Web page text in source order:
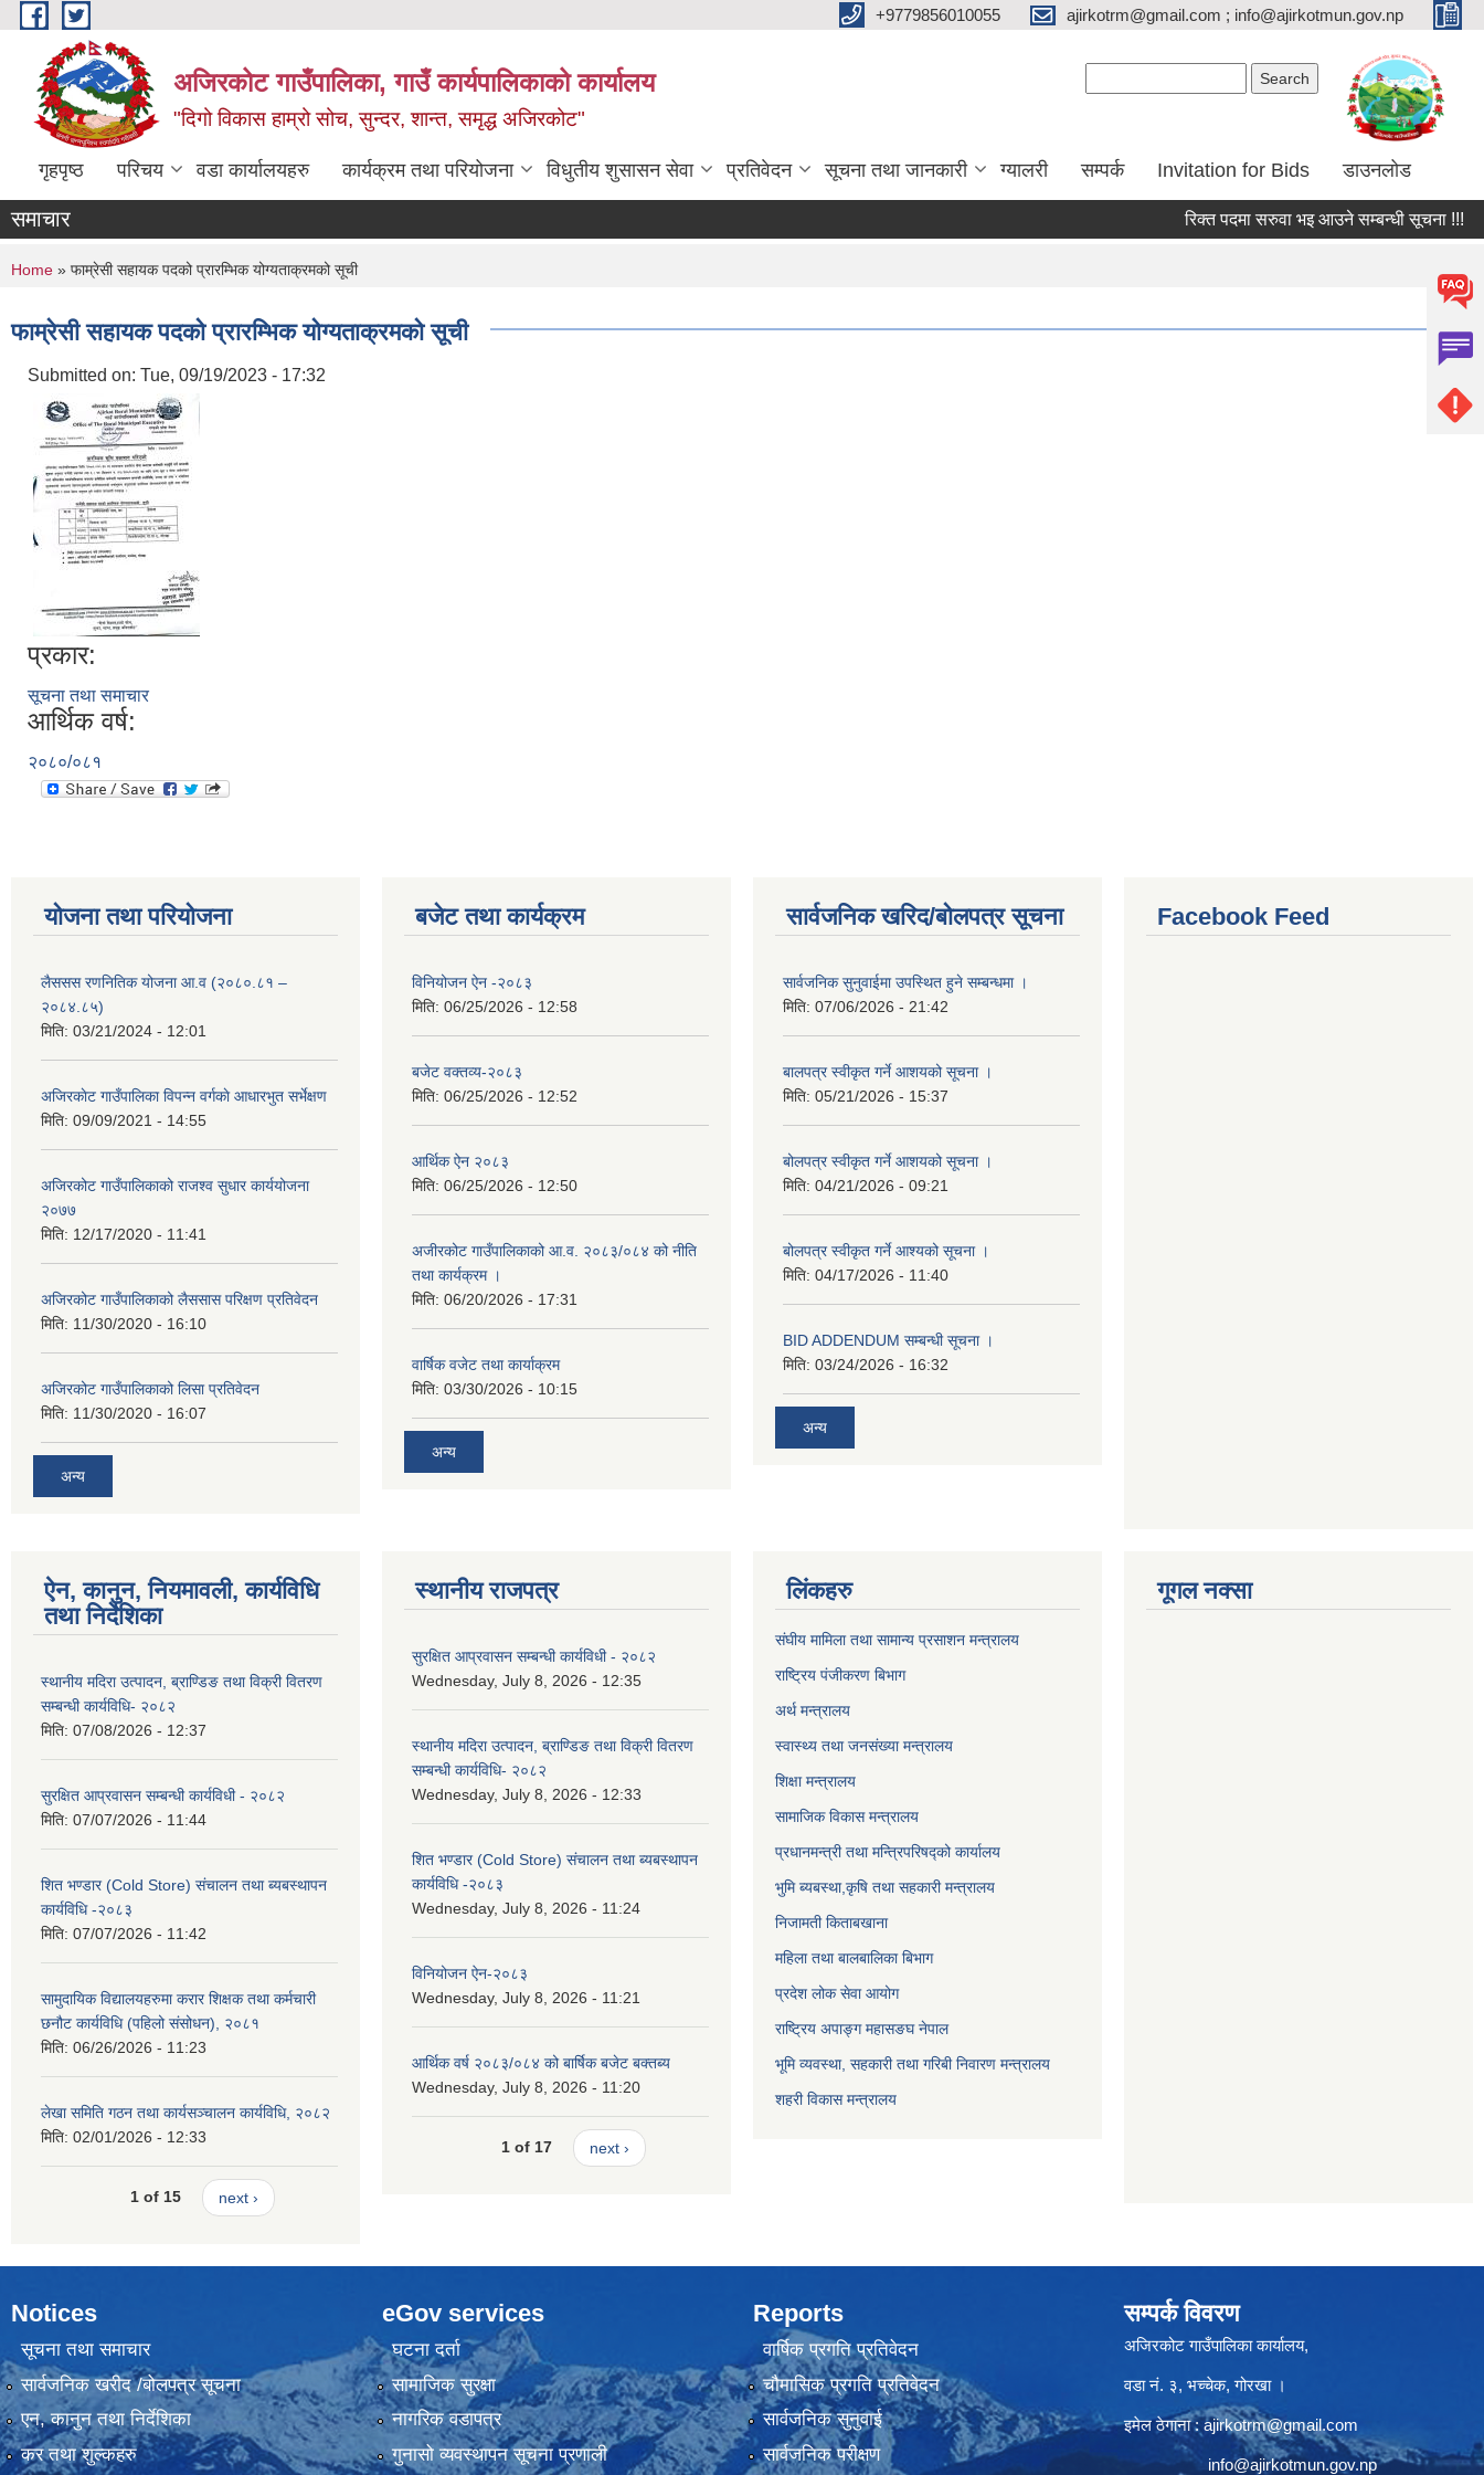
Skip to main content +9779856010055 ajirkotrm@gmail.com ; info@ajirkotmun.gov.np
अजिरकोट गाउँपालिका, गाउँ कार्यपालिकाको कार्यालय
"दिगो विकास हाम्रो सोच, सुन्दर, शान्त, समृद्ध अजिरकोट"
गृहपृष्ठ परिचय वडा कार्यालयहरु कार्यक्रम तथा परियोजना विधुतीय शुसासन सेवा प्रतिवेदन सूचना तथा जानकारी ग्यालरी सम्पर्क Invitation for Bids डाउनलोड
समाचार रिक्त पदमा सरुवा भइ आउने सम्बन्धी सूचना !!!
You are here
Home » फाम्रेसी सहायक पदको प्रारम्भिक योग्यताक्रमको सूची
फाम्रेसी सहायक पदको प्रारम्भिक योग्यताक्रमको सूची
Submitted on: Tue, 09/19/2023 - 17:32
प्रकार:
सूचना तथा समाचार
आर्थिक वर्ष:
२०८०/०८१
योजना तथा परियोजना
लैससस रणनितिक योजना आ.व (२०८०.८१ –
२०८४.८५)
मिति: 03/21/2024 - 12:01
अजिरकाेट गाउँपालिका विपन्न वर्गकाे आधारभुत सर्भेक्षण
मिति: 09/09/2021 - 14:55
अजिरकोट गाउँपालिकाको राजश्व सुधार कार्ययोजना
२०७७
मिति: 12/17/2020 - 11:41
अजिरकोट गाउँपालिकाको लैससास परिक्षण प्रतिवेदन
मिति: 11/30/2020 - 16:10
अजिरकोट गाउँपालिकाको लिसा प्रतिवेदन
मिति: 11/30/2020 - 16:07
अन्य
बजेट तथा कार्यक्रम
विनियोजन ऐन -२०८३
मिति: 06/25/2026 - 12:58
बजेट वक्तव्य-२०८३
मिति: 06/25/2026 - 12:52
आर्थिक ऐन २०८३
मिति: 06/25/2026 - 12:50
अजीरकोट गाउँपालिकाको आ.व. २०८३/०८४ को नीति
तथा कार्यक्रम ।
मिति: 06/20/2026 - 17:31
वार्षिक वजेट तथा कार्याक्रम
मिति: 03/30/2026 - 10:15
अन्य
सार्वजनिक खरिद/बोलपत्र सूचना
सार्वजनिक सुनुवाईमा उपस्थित हुने सम्बन्धमा ।
मिति: 07/06/2026 - 21:42
बालपत्र स्वीकृत गर्ने आशयको सूचना ।
मिति: 05/21/2026 - 15:37
बोलपत्र स्वीकृत गर्ने आशयको सूचना ।
मिति: 04/21/2026 - 09:21
बोलपत्र स्वीकृत गर्ने आश्यको सूचना ।
मिति: 04/17/2026 - 11:40
BID ADDENDUM सम्बन्धी सूचना ।
मिति: 03/24/2026 - 16:32
अन्य
Facebook Feed
ऐन, कानुन, नियमावली, कार्यविधि
तथा निर्देशिका
स्थानीय मदिरा उत्पादन, ब्राण्डिङ तथा विक्री वितरण
सम्बन्धी कार्यविधि- २०८२
मिति: 07/08/2026 - 12:37
सुरक्षित आप्रवासन सम्बन्धी कार्यविधी - २०८२
मिति: 07/07/2026 - 11:44
शित भण्डार (Cold Store) संचालन तथा ब्यबस्थापन
कार्यविधि -२०८३
मिति: 07/07/2026 - 11:42
सामुदायिक विद्यालयहरुमा करार शिक्षक तथा कर्मचारी
छनौट कार्यविधि (पहिलो संसोधन), २०८१
मिति: 06/26/2026 - 11:23
लेखा समिति गठन तथा कार्यसञ्चालन कार्यविधि, २०८२
मिति: 02/01/2026 - 12:33
1 of 15 next ›
स्थानीय राजपत्र
सुरक्षित आप्रवासन सम्बन्धी कार्यविधी - २०८२
Wednesday, July 8, 2026 - 12:35
स्थानीय मदिरा उत्पादन, ब्राण्डिङ तथा विक्री वितरण
सम्बन्धी कार्यविधि- २०८२
Wednesday, July 8, 2026 - 12:33
शित भण्डार (Cold Store) संचालन तथा ब्यबस्थापन
कार्यविधि -२०८३
Wednesday, July 8, 2026 - 11:24
विनियोजन ऐन-२०८३
Wednesday, July 8, 2026 - 11:21
आर्थिक वर्ष २०८३/०८४ को बार्षिक बजेट बक्तब्य
Wednesday, July 8, 2026 - 11:20
1 of 17 next ›
लिंकहरु
संघीय मामिला तथा सामान्य प्रसाशन मन्त्रालय
राष्ट्रिय पंजीकरण बिभाग
अर्थ मन्त्रालय
स्वास्थ्य तथा जनसंख्या मन्त्रालय
शिक्षा मन्त्रालय
सामाजिक विकास मन्त्रालय
प्रधानमन्त्री तथा मन्त्रिपरिषद्को कार्यालय
भुमि ब्यबस्था,कृषि तथा सहकारी मन्त्रालय
निजामती किताबखाना
महिला तथा बालबालिका बिभाग
प्रदेश लोक सेवा आयोग
राष्ट्रिय अपाङ्ग महासङघ नेपाल
भूमि व्यवस्था, सहकारी तथा गरिबी निवारण मन्त्रालय
शहरी विकास मन्त्रालय
गूगल नक्सा
Notices
सूचना तथा समाचार
सार्वजनिक खरीद /बोलपत्र सूचना
एन, कानुन तथा निर्देशिका
कर तथा शुल्कहरु
eGov services
घटना दर्ता
सामाजिक सुरक्षा
नागरिक वडापत्र
गुनासो व्यवस्थापन सूचना प्रणाली
Reports
वार्षिक प्रगति प्रतिवेदन
चौमासिक प्रगति प्रतिवेदन
सार्वजनिक सुनुवाई
सार्वजनिक परीक्षण
सम्पर्क विवरण
अजिरकोट गाउँपालिका कार्यालय,
वडा नं. ३, भच्चेक, गोरखा ।
इमेल ठेगाना : ajirkotrm@gmail.com
info@ajirkotmun.gov.np